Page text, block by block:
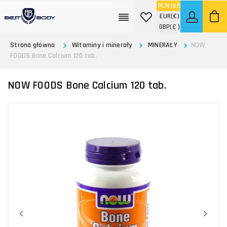
PLN (zł)
EUR(€)
GBP(£ )
Strona główna
Witaminy i minerały MINERAŁY
NOW
FOODS Bone Calcium 120 tab.
NOW FOODS Bone Calcium 120 tab.